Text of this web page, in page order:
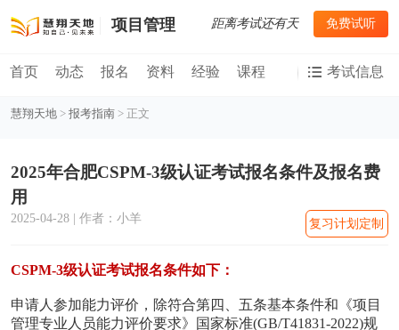
项目管理 免费试听
距离考试还有天
首页 动态 报名 资料 经验 课程 考试信息
慧翔天地> 报考指南> 正文
2025年合肥CSPM-3级认证考试报名条件及报名费
用
2025-04-28 | 作者：小羊 复习计划定制
CSPM-3级认证考试报名条件如下：
申请人参加能力评价，除符合第四、五条基本条件和《项目
管理专业人员能力评价要求》国家标准(GB/T41831-2022)规